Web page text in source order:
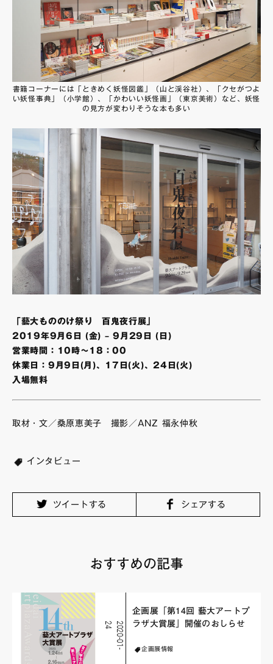
書籍コーナーには「ときめく妖怪図鑑」（山と渓谷社）、「クセがつよ
い妖怪事典」（小学館）、「かわいい妖怪画」（東京美術）など、妖怪
の見方が変わりそうな本も多い
「藝大もののけ祭り 百鬼夜行展」
2019年9月6日 (金) – 9月29日 (日)
営業時間：10時～18：00
休業日：9月9日(月)、17日(火)、24日(火)
入場無料
取材・文／桑原恵美子 撮影／ANZ 福永仲秋
インタビュー
ツイートする シェアする
おすすめの記事
2
0
2
0
-
0
1
-
2
4
企画展「第14回 藝大アートプ
ラザ大賞展」開催のおしらせ
企画展情報